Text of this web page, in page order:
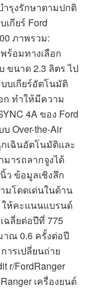
ำรุงรักษาตามปกติ
กียร์ Ford
ภาพรวม:
ร้อมทางเลือก
ขนาด 2.3 ลิตร ไป
บเกียร์อัตโนมัติ
ก ทำให้มีความ
4A ของ Ford
Over-the-Air
เฉินอัตโนมัติและ
มารถลากจูงได้
ว ข้อมูลเชิงลึก
มโดดเด่นในด้าน
ให้คะแนนแบรนด์
ฉลี่ยต่อปีที่ 775
าณ 0.6 ครั้งต่อปี
ารเปลี่ยนถ่าย
r/FordRanger
เครื่องยนต์